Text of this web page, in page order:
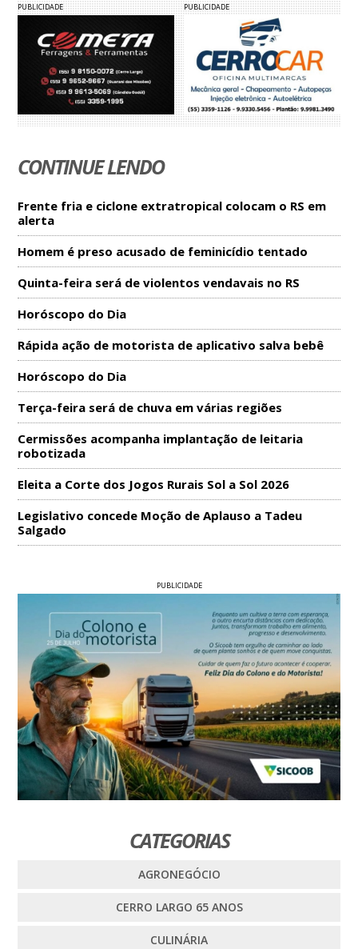
PUBLICIDADE PUBLICIDADE
CONTINUE LENDO
Frente fria e ciclone extratropical colocam o RS em
alerta
Homem é preso acusado de feminicídio tentado
Quinta-feira será de violentos vendavais no RS
Horóscopo do Dia
Rápida ação de motorista de aplicativo salva bebê
Horóscopo do Dia
Terça-feira será de chuva em várias regiões
Cermissões acompanha implantação de leitaria
robotizada
Eleita a Corte dos Jogos Rurais Sol a Sol 2026
Legislativo concede Moção de Aplauso a Tadeu
Salgado
PUBLICIDADE
CATEGORIAS
AGRONEGÓCIO
CERRO LARGO 65 ANOS
CULINÁRIA